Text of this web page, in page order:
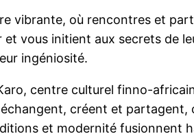
vibrante, où rencontres et
vous initient aux secrets de
ingéniosité.
centre culturel finno-
créent et
et modernité fusionnent